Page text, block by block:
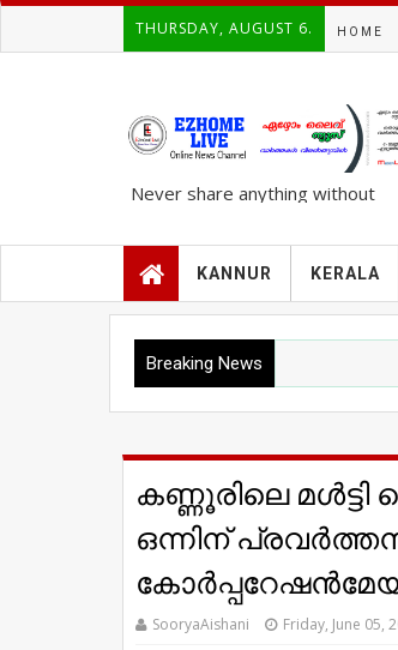
THURSDAY, AUGUST 6. HOME
Never share anything without
KANNUR KERALA
Breaking News
കണ്ണൂരിലെ
ഒന്നിന്
SooryaAishani Friday, June 05,